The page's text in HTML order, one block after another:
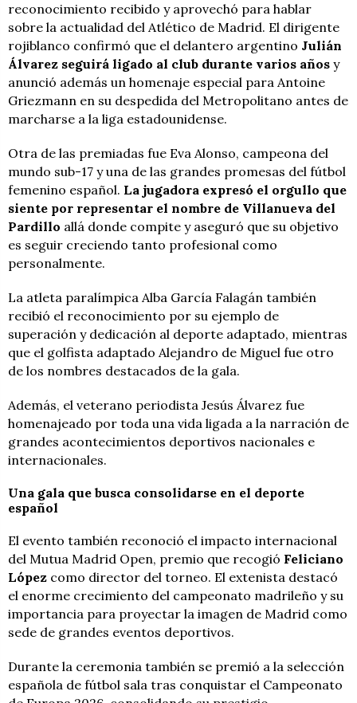
reconocimiento recibido y aprovechó para hablar
sobre la actualidad del Atlético de Madrid. El dirigente
rojiblanco confirmó que el delantero argentino Julián
Álvarez seguirá ligado al club durante varios años y
anunció además un homenaje especial para Antoine
Griezmann en su despedida del Metropolitano antes de
marcharse a la liga estadounidense.
Otra de las premiadas fue Eva Alonso, campeona del
mundo sub-17 y una de las grandes promesas del fútbol
femenino español. La jugadora expresó el orgullo que
siente por representar el nombre de Villanueva del
Pardillo allá donde compite y aseguró que su objetivo
es seguir creciendo tanto profesional como
personalmente.
La atleta paralímpica Alba García Falagán también
recibió el reconocimiento por su ejemplo de
superación y dedicación al deporte adaptado, mientras
que el golfista adaptado Alejandro de Miguel fue otro
de los nombres destacados de la gala.
Además, el veterano periodista Jesús Álvarez fue
homenajeado por toda una vida ligada a la narración de
grandes acontecimientos deportivos nacionales e
internacionales.
Una gala que busca consolidarse en el deporte
español
El evento también reconoció el impacto internacional
del Mutua Madrid Open, premio que recogió Feliciano
López como director del torneo. El extenista destacó
el enorme crecimiento del campeonato madrileño y su
importancia para proyectar la imagen de Madrid como
sede de grandes eventos deportivos.
Durante la ceremonia también se premió a la selección
española de fútbol sala tras conquistar el Campeonato